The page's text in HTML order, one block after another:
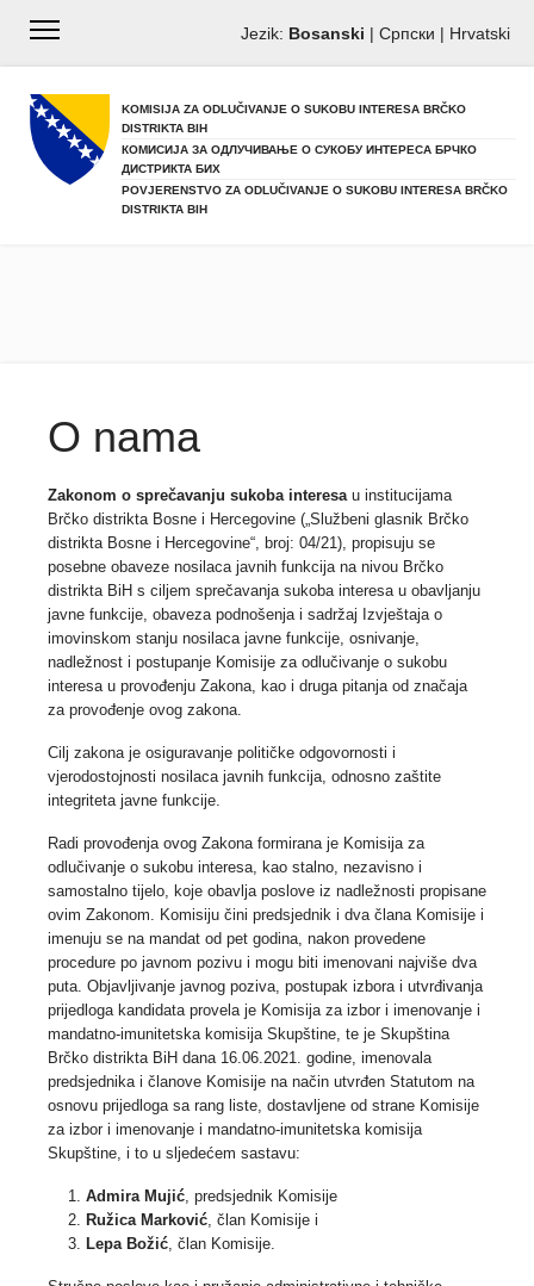
Jezik: Bosanski | Српски | Hrvatski
KOMISIJA ZA ODLUČIVANJE O SUKOBU INTERESA BRČKO
DISTRIKTA BIH
КОМИСИЈА ЗА ОДЛУЧИВАЊЕ О СУКОБУ ИНТЕРЕСА БРЧКО
ДИСТРИКТА БИХ
POVJERENSTVO ZA ODLUČIVANJE O SUKOBU INTERESA BRČKO
DISTRIKTA BIH
O nama
Zakonom o sprečavanju sukoba interesau institucijama
Brčko distrikta Bosne i Hercegovine („Službeni glasnik Brčko
distrikta Bosne i Hercegovine“, broj: 04/21), propisuju se
posebne obaveze nosilaca javnih funkcija na nivou Brčko
distrikta BiH s ciljem sprečavanja sukoba interesa u obavljanju
javne funkcije, obaveza podnošenja i sadržaj Izvještaja o
imovinskom stanju nosilaca javne funkcije, osnivanje,
nadležnost i postupanje Komisije za odlučivanje o sukobu
interesa u provođenju Zakona, kao i druga pitanja od značaja
za provođenje ovog zakona.
Cilj zakona je osiguravanje političke odgovornosti i
vjerodostojnosti nosilaca javnih funkcija, odnosno zaštite
integriteta javne funkcije.
Radi provođenja ovog Zakona formirana je Komisija za
odlučivanje o sukobu interesa, kao stalno, nezavisno i
samostalno tijelo, koje obavlja poslove iz nadležnosti propisane
ovim Zakonom. Komisiju čini predsjednik i dva člana Komisije i
imenuju se na mandat od pet godina, nakon provedene
procedure po javnom pozivu i mogu biti imenovani najviše dva
puta. Objavljivanje javnog poziva, postupak izbora i utvrđivanja
prijedloga kandidata provela je Komisija za izbor i imenovanje i
mandatno-imunitetska komisija Skupštine, te je Skupština
Brčko distrikta BiH dana 16.06.2021. godine, imenovala
predsjednika i članove Komisije na način utvrđen Statutom na
osnovu prijedloga sa rang liste, dostavljene od strane Komisije
za izbor i imenovanje i mandatno-imunitetska komisija
Skupštine, i to u sljedećem sastavu:
Admira Mujić, predsjednik Komisije
Ružica Marković, član Komisije i
Lepa Božić, član Komisije.